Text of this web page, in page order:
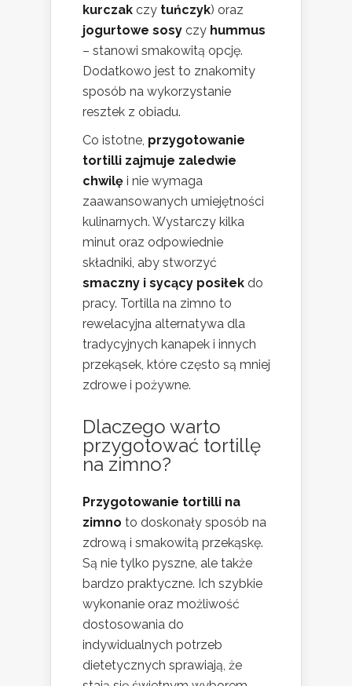
kurczak czy tuńczyk) oraz
jogurtowe sosy czy hummus
– stanowi smakowitą opcję.
Dodatkowo jest to znakomity
sposób na wykorzystanie
resztek z obiadu.
Co istotne, przygotowanie
tortilli zajmuje zaledwie
chwilę i nie wymaga
zaawansowanych umiejętności
kulinarnych. Wystarczy kilka
minut oraz odpowiednie
składniki, aby stworzyć
smaczny i sycący posiłek do
pracy. Tortilla na zimno to
rewelacyjna alternatywa dla
tradycyjnych kanapek i innych
przekąsek, które często są mniej
zdrowe i pożywne.
Dlaczego warto
przygotować tortillę
na zimno?
Przygotowanie tortilli na
zimno to doskonały sposób na
zdrową i smakowitą przekąskę.
Są nie tylko pyszne, ale także
bardzo praktyczne. Ich szybkie
wykonanie oraz możliwość
dostosowania do
indywidualnych potrzeb
dietetycznych sprawiają, że